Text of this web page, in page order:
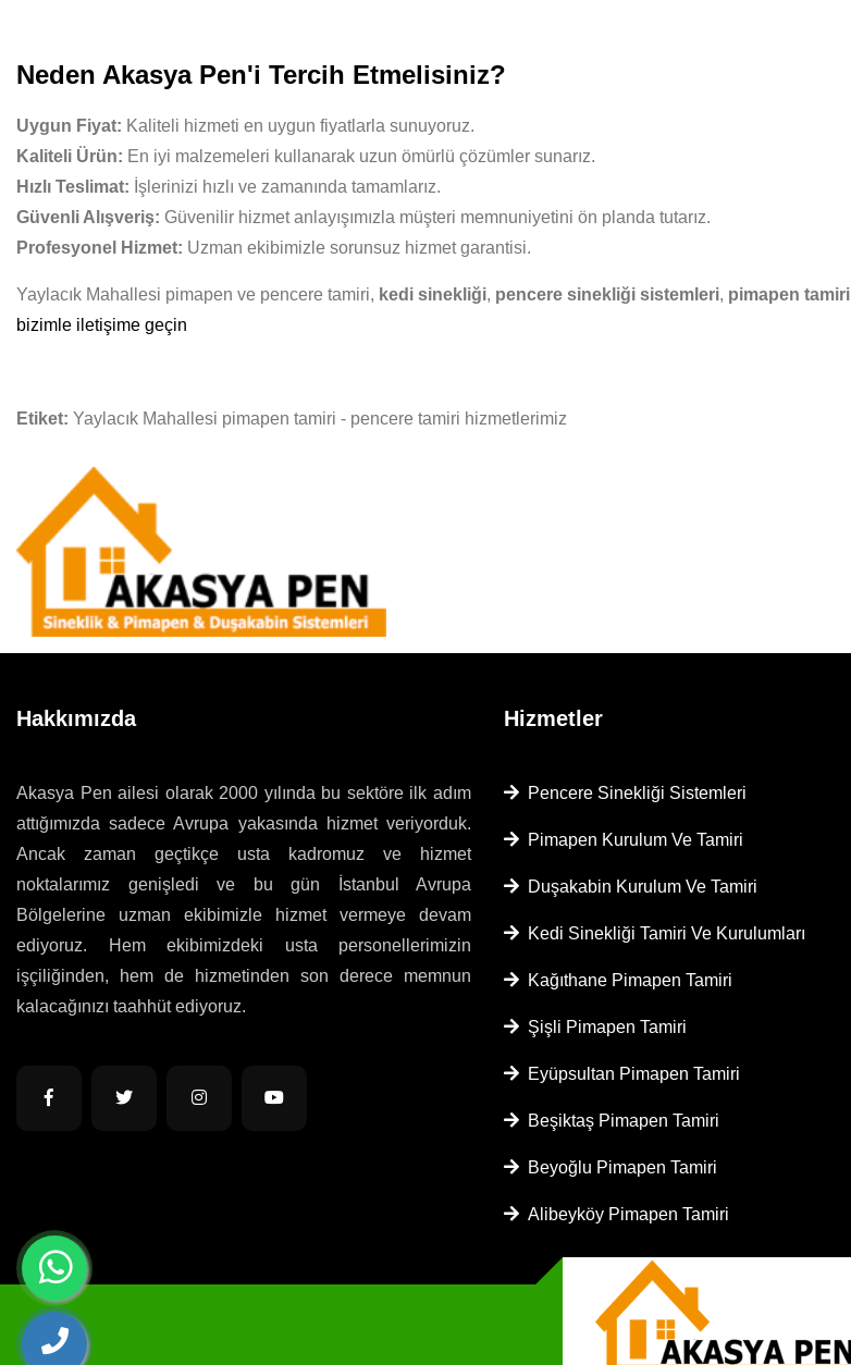
Neden Akasya Pen'i Tercih Etmelisiniz?
Uygun Fiyat: Kaliteli hizmeti en uygun fiyatlarla sunuyoruz.
Kaliteli Ürün: En iyi malzemeleri kullanarak uzun ömürlü çözümler sunarız.
Hızlı Teslimat: İşlerinizi hızlı ve zamanında tamamlarız.
Güvenli Alışveriş: Güvenilir hizmet anlayışımızla müşteri memnuniyetini ön planda tutarız.
Profesyonel Hizmet: Uzman ekibimizle sorunsuz hizmet garantisi.
Yaylacık Mahallesi pimapen ve pencere tamiri, kedi sinekliği, pencere sinekliği sistemleri, pimapen tamiri
bizimle iletişime geçin
Etiket: Yaylacık Mahallesi pimapen tamiri - pencere tamiri hizmetlerimiz
Hakkımızda
Akasya Pen ailesi olarak 2000 yılında bu sektöre ilk adım
attığımızda sadece Avrupa yakasında hizmet veriyorduk.
Ancak zaman geçtikçe usta kadromuz ve hizmet
noktalarımız genişledi ve bu gün İstanbul Avrupa
Bölgelerine uzman ekibimizle hizmet vermeye devam
ediyoruz. Hem ekibimizdeki usta personellerimizin
işçiliğinden, hem de hizmetinden son derece memnun
kalacağınızı taahhüt ediyoruz.
Hizmetler
Pencere Sinekliği Sistemleri
Pimapen Kurulum Ve Tamiri
Duşakabin Kurulum Ve Tamiri
Kedi Sinekliği Tamiri Ve Kurulumları
Kağıthane Pimapen Tamiri
Şişli Pimapen Tamiri
Eyüpsultan Pimapen Tamiri
Beşiktaş Pimapen Tamiri
Beyoğlu Pimapen Tamiri
Alibeyköy Pimapen Tamiri